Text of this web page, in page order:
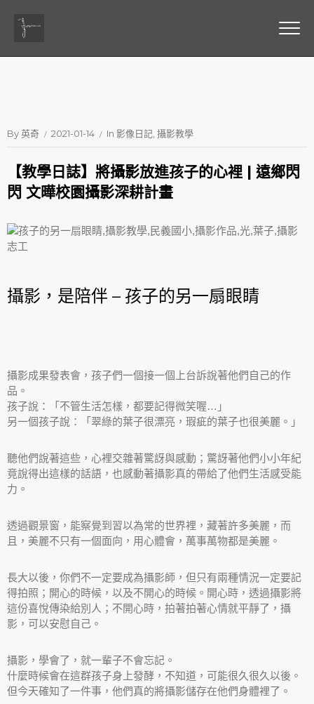
By英奇 2021-01-14 In 影像日記 攝影教學
【教學日誌】將攝影放進孩子的心裡 | 遠鄉閃
閃 文曄校園攝影深耕計畫
攝影，是陪伴 – 孩子的另一扇眼睛
攝影成果發表會，孩子們一個接一個上台訴說著他們自己的作
品。
孩子說：「不管生活怎樣，都要記得微笑喔…」
另一個孩子說：「翠綠的葉子很漂亮，瑕疵的葉子也很美麗。」
聽他們說著這些，心裡交雜著驚訝與感動；驚訝著他們小小年紀
竟說得出這樣的話語，也感動著攝影真的帶給了他們生活感受能
力。
透過觀景窗，能察覺到習以為常的世界裡，藏著許多美麗，而
且，美麗不只有一個面向，用心體會，萬事萬物都是美麗。
長大以後，你們不一定要成為攝影師，但只有兩種情況一定要記
得拍照；開心的時候，以及不開心的時候。開心時，透過攝影將
這份喜悅傳染給別人；不開心時，拍著拍著心情就平靜了，攝
影，可以安慰自己。
攝影，學會了，就一輩子不會忘記。
什麼時候會在這群孩子身上發酵，不知道，可能很久很久以後。
但今天確知了一件事，他們真的將攝影儲存在他們身體裡了。